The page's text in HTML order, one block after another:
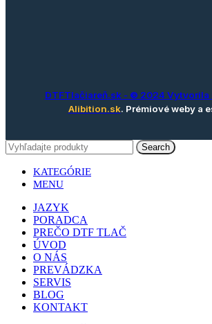
DTFTlačiareň.sk - © 2024
Alibition.sk. Prémiové weby a
Search
KATEGÓRIE
MENU
JAZYK
PORADCA
PREČO DTF TLAČ
ÚVOD
O NÁS
PREVÁDZKA
SERVIS
BLOG
KONTAKT